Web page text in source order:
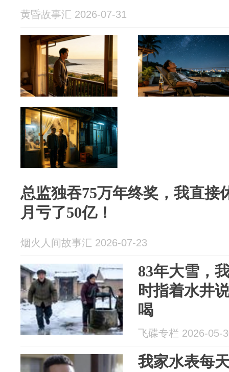
黄昏故事汇 2026-07-31
总监独吞75万年终奖，我直接
月亏了50亿！
烟火人间故事汇 2026-07-23
83年大雪，
时指着水井
喝
飞碟专栏 2026-05-
我家水表每